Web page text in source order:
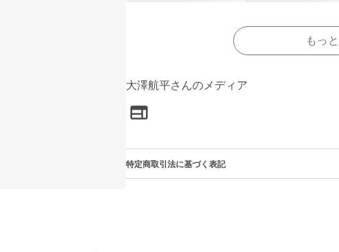
もっ
大澤航平さんのメディア
特定商取引法に基づく表記